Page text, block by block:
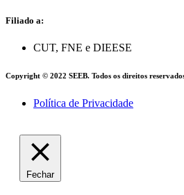
Filiado a:
CUT, FNE e DIEESE
Copyright © 2022 SEEB. Todos os direitos
Política de Privacidade
Fechar